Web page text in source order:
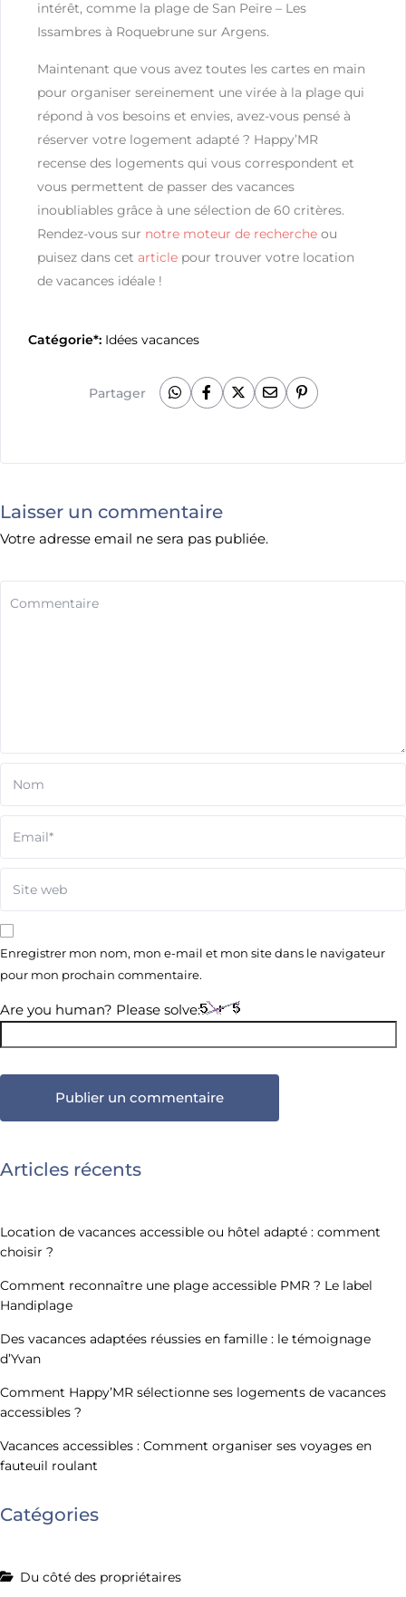
intérêt, comme la plage de San Peïre – Les
Issambres à Roquebrune sur Argens.
Maintenant que vous avez toutes les cartes en main
pour organiser sereinement une virée à la plage qui
répond à vos besoins et envies, avez-vous pensé à
réserver votre logement adapté ? Happy’MR
recense des logements qui vous correspondent et
vous permettent de passer des vacances
inoubliables grâce à une sélection de 60 critères.
Rendez-vous sur notre moteur de recherche ou
puisez dans cetarticle pour trouver votre location
de vacances idéale !
Catégorie*: Idées vacances
Partager
Laisser un commentaire
Votre adresse email ne sera pas publiée.
Enregistrer mon nom, mon e-mail et mon site dans le navigateur
pour mon prochain commentaire.
Are you human? Please solve:
Articles récents
Location de vacances accessible ou hôtel adapté : comment
choisir ?
Comment reconnaître une plage accessible PMR ? Le label
Handiplage
Des vacances adaptées réussies en famille : le témoignage
d’Yvan
Comment Happy’MR sélectionne ses logements de vacances
accessibles ?
Vacances accessibles : Comment organiser ses voyages en
fauteuil roulant
Catégories
Du côté des propriétaires